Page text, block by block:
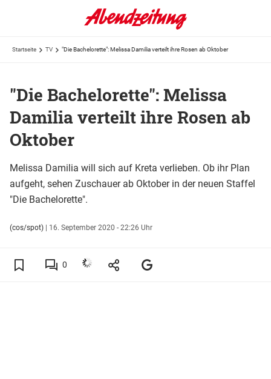
Startseite TV "Die Bachelorette": Melissa Damilia verteilt ihre Rosen ab Oktober
"Die Bachelorette": Melissa
Damilia verteilt ihre Rosen ab
Oktober
Melissa Damilia will sich auf Kreta verlieben. Ob ihr Plan
aufgeht, sehen Zuschauer ab Oktober in der neuen Staffel
"Die Bachelorette".
(cos/spot) | 16. September 2020 - 22:26 Uhr
0